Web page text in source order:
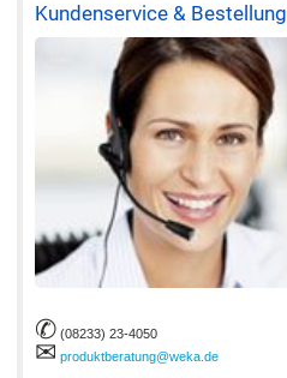
Kundenservice & Bestellung
✆ (08233) 23-4050
✉ produktberatung@weka.de